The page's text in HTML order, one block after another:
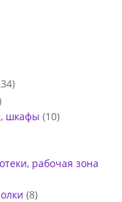
шкафы (10)
рабочая зона
(8)